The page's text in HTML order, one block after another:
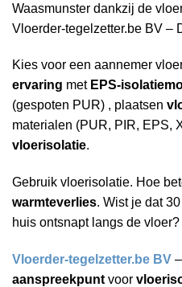
Waasmunster dankzij de
Vloerder-tegelzetter.be BV –
Kies voor een aannemer
ervaring met EPS-
(gespoten PUR) , plaatsen
materialen (PUR, PIR, EPS,
vloerisolatie.
Gebruik vloerisolatie. Hoe
warmteverlies. Wist je dat
huis ontsnapt langs de vloer?
Vloerder-tegelzetter.be BV
aanspreekpunt voor